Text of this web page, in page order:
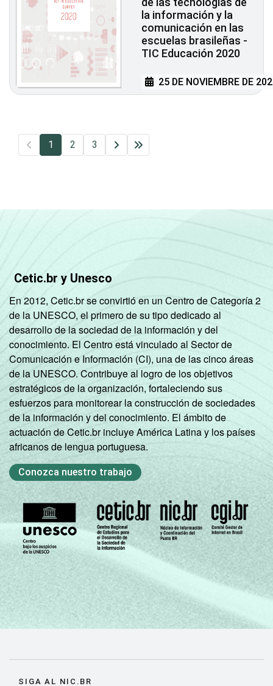
la información y la
comunicación en las
escuelas brasileñas -
TIC Educación 2020
25 DE NOVIEMBRE DE
1 2 3
Cetic.br y Unesco
En 2012, Cetic.br se convirtió en un Centro de Categoría 2
de la UNESCO, el primero de su tipo dedicado al
desarrollo de la sociedad de la información y del
conocimiento. El Centro está vinculado al Sector de
Comunicación e Información (CI), una de las cinco áreas
de la UNESCO. Contribuye al logro de los objetivos
estratégicos de la organización, fortaleciendo sus
esfuerzos para monitorear la construcción de sociedades
de la información y del conocimiento. El ámbito de
actuación de Cetic.br incluye América Latina y los países
africanos de lengua portuguesa.
Conozca nuestro trabajo
SIGA AL NIC.BR